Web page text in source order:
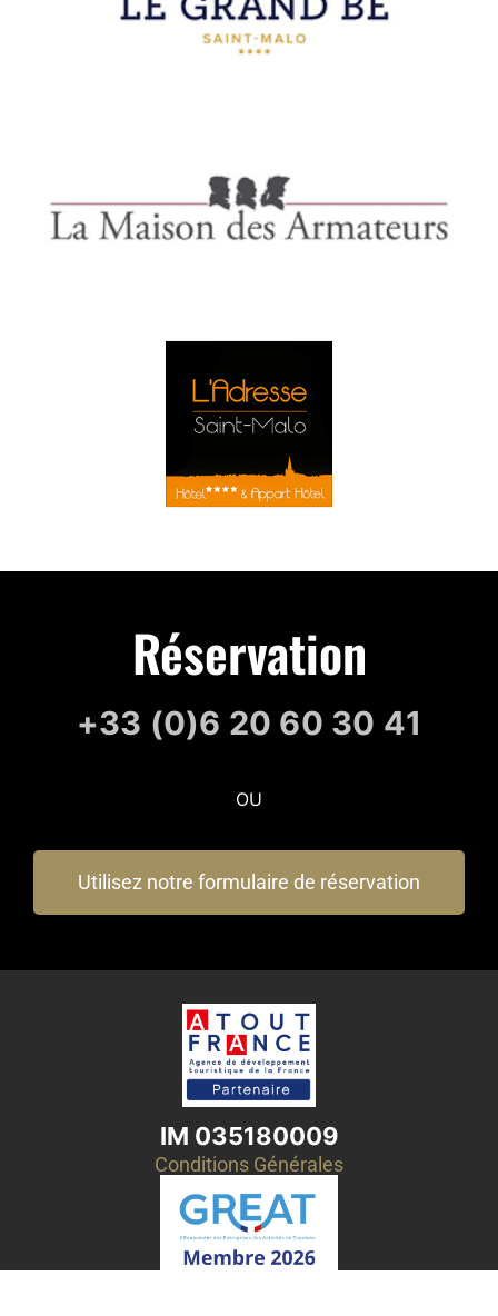
Réservation
+33 (0)6 20 60 30 41
OU
Utilisez notre formulaire de réservation
IM 035180009
Conditions Générales